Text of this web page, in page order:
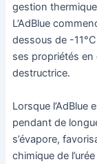
gestion
L’AdBlue
dessous de -
ses propriétés en
destructrice.
Lorsque l’AdBlue
pendant de
s’évapore,
chimique de